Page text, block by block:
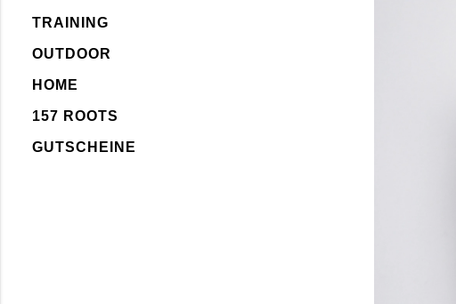
TRAINING
OUTDOOR
HOME
157 ROOTS
GUTSCHEINE